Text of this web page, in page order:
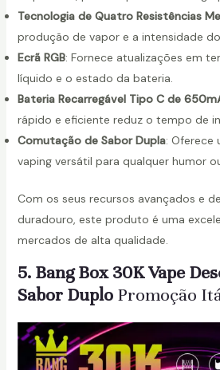
Tecnologia de Quatro Resistências
produção de vapor e a intensidade
Ecrã RGB: Fornece atualizações em
líquido e o estado da bateria.
Bateria Recarregável Tipo C de
rápido e eficiente reduz o tempo de
Comutação de Sabor Dupla: Oferece
vaping versátil para qualquer humor
Com os seus recursos avançados e
duradouro, este produto é uma
mercados de alta qualidade.
5. Bang Box 30K Vape
Sabor DuploPromoção